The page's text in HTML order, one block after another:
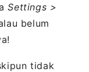
Settings >
belum
tidak